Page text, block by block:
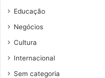
Educação
Negócios
Cultura
Internacional
Sem categoria